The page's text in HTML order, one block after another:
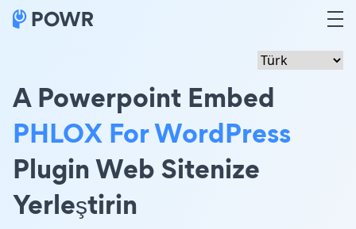
A Powerpoint Embed
PHLOX For WordPress
Plugin Web Sitenize
Yerleştirin